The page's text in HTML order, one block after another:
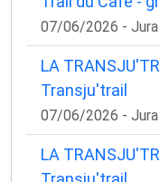
07/06/2026 - Jura
LA
Transju'trail
07/06/2026 - Jura
LA